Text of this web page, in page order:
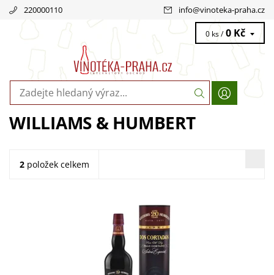
220000110 info@vinoteka-praha.cz
0 ks / 0 Kč
WILLIAMS & HUMBERT
2 položek celkem
Williams & Humbert Sherry Dos Cortados Palo Cortado
V.O.S 20 Years Old je nezapomenutelné sherry. Suché
sherry vyrobené ze 100%...